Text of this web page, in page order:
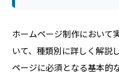
ホームページ制作において
いて、種類別に詳しく解説
ページに必須となる基本的